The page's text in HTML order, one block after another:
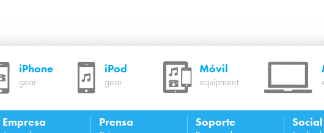
iPhone
gear
iPod
gear
Móvil
equipment
Empresa Prensa Soporte